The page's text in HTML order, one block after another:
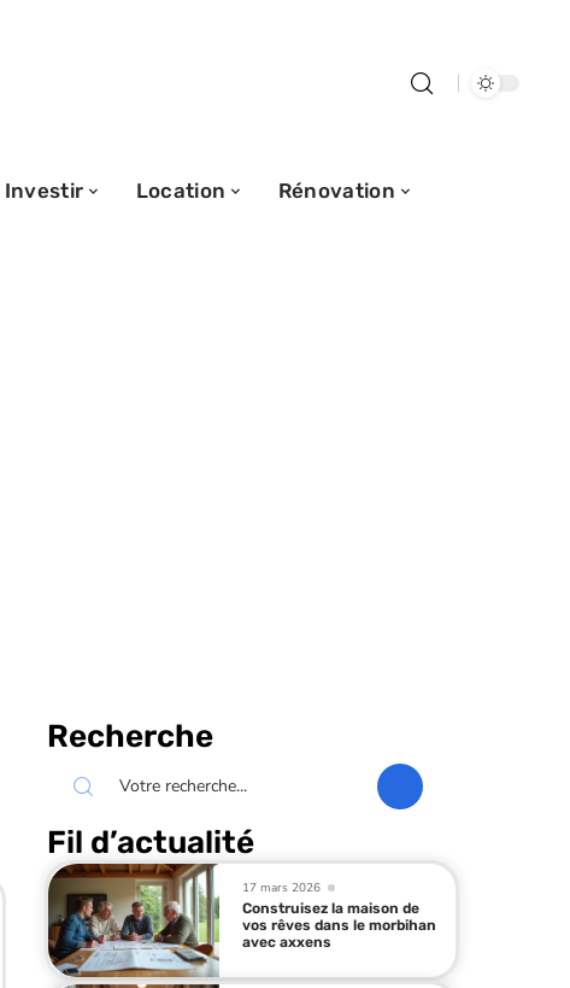
Investir Location Rénovation
Recherche
Fil d’actualité
17 mars 2026
Construisez la maison de
vos rêves dans le morbihan
avec axxens